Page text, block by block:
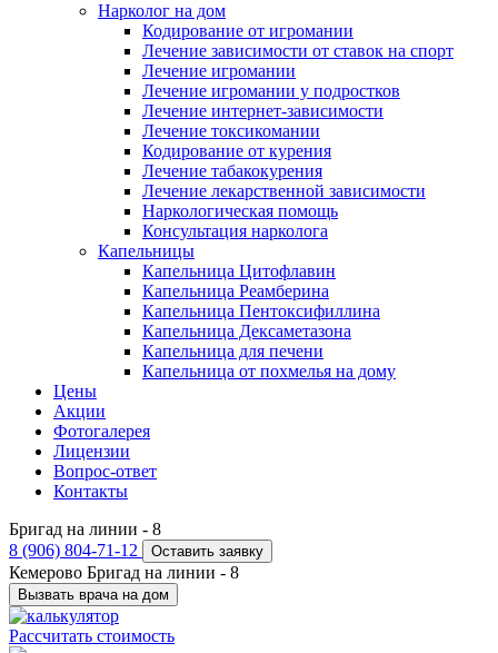
Нарколог на дом
Кодирование от игромании
Лечение зависимости от ставок на спорт
Лечение игромании
Лечение игромании у подростков
Лечение интернет-зависимости
Лечение токсикомании
Кодирование от курения
Лечение табакокурения
Лечение лекарственной зависимости
Наркологическая помощь
Консультация нарколога
Капельницы
Капельница Цитофлавин
Капельница Реамберина
Капельница Пентоксифиллина
Капельница Дексаметазона
Капельница для печени
Капельница от похмелья на дому
Цены
Акции
Фотогалерея
Лицензии
Вопрос-ответ
Контакты
Бригад на линии - 8
8 (906) 804-71-12
Оставить заявку
Кемерово Бригад на линии - 8
Вызвать врача на дом
Рассчитать стоимость